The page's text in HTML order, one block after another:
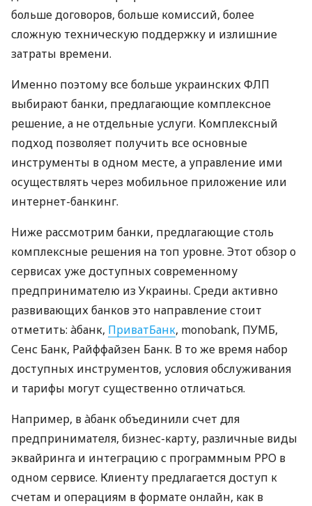
больше договоров, больше комиссий, более
сложную техническую поддержку и излишние
затраты времени.
Именно поэтому все больше украинских ФЛП
выбирают банки, предлагающие комплексное
решение, а не отдельные услуги. Комплексный
подход позволяет получить все основные
инструменты в одном месте, а управление ими
осуществлять через мобильное приложение или
интернет-банкинг.
Ниже рассмотрим банки, предлагающие столь
комплексные решения на топ уровне. Этот обзор о
сервисах уже доступных современному
предпринимателю из Украины. Среди активно
развивающих банков это направление стоит
отметить: àбанк, ПриватБанк, monobank, ПУМБ,
Сенс Банк, Райффайзен Банк. В то же время набор
доступных инструментов, условия обслуживания
и тарифы могут существенно отличаться.
Например, в àбанк объединили счет для
предпринимателя, бизнес-карту, различные виды
эквайринга и интеграцию с программным РРО в
одном сервисе. Клиенту предлагается доступ к
счетам и операциям в формате онлайн, как в